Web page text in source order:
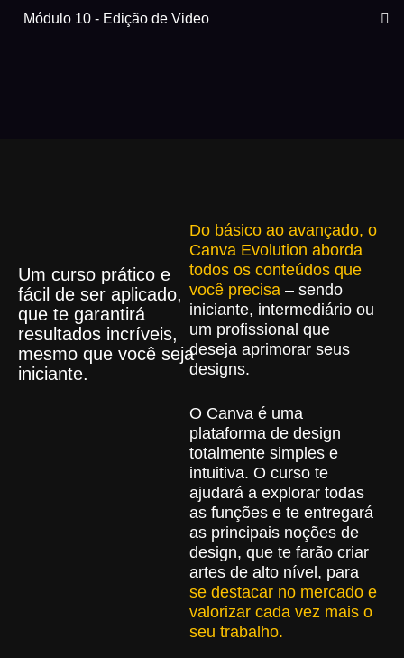
Módulo 10 - Edição de Video
Um curso prático e
fácil de ser aplicado,
que te garantirá
resultados incríveis,
mesmo que você seja
iniciante.
Do básico ao avançado, o
Canva Evolution aborda
todos os conteúdos que
você precisa – sendo
iniciante, intermediário ou
um profissional que
deseja aprimorar seus
designs.
O Canva é uma
plataforma de design
totalmente simples e
intuitiva. O curso te
ajudará a explorar todas
as funções e te entregará
as principais noções de
design, que te farão criar
artes de alto nível, para
se destacar no mercado e
valorizar cada vez mais o
seu trabalho.